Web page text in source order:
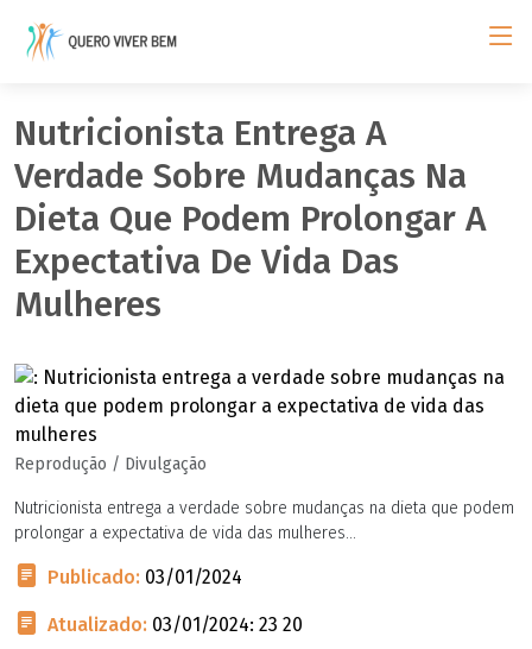
Nutricionista Entrega A
Verdade Sobre Mudanças Na
Dieta Que Podem Prolongar A
Expectativa De Vida Das
Mulheres
Reprodução / Divulgação
Nutricionista entrega a verdade sobre mudanças na dieta que podem
prolongar a expectativa de vida das mulheres...
Publicado: 03/01/2024
Atualizado: 03/01/2024: 23 20